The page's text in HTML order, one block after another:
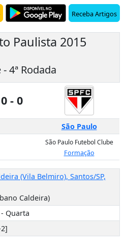
Receba Artigos
Paulista 2015
- 4ª Rodada
0 - 0
São Paulo
São Paulo Futebol Clube
Formação
(Vila Belmiro), Santos/SP,
Caldeira)
Quarta